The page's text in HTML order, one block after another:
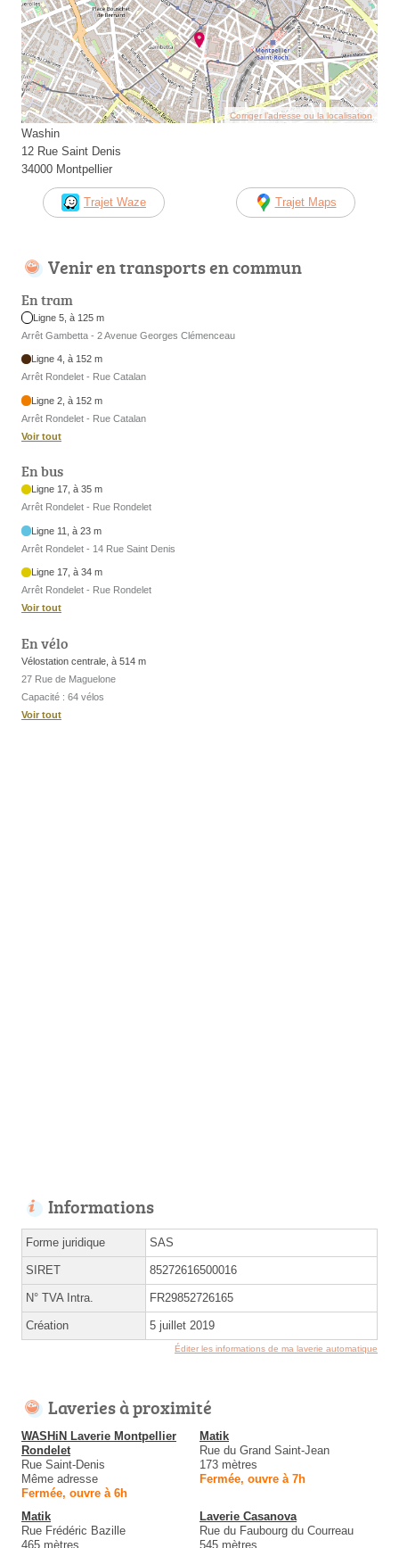
Corriger l’adresse ou la localisation
Washin
12 Rue Saint Denis
34000 Montpellier
Trajet Waze Trajet Maps
Venir en transports en commun
En tram
Ligne 5, à 125 m
Arrêt Gambetta - 2 Avenue Georges Clémenceau
Ligne 4, à 152 m
Arrêt Rondelet - Rue Catalan
Ligne 2, à 152 m
Arrêt Rondelet - Rue Catalan
Voir tout
En bus
Ligne 17, à 35 m
Arrêt Rondelet - Rue Rondelet
Ligne 11, à 23 m
Arrêt Rondelet - 14 Rue Saint Denis
Ligne 17, à 34 m
Arrêt Rondelet - Rue Rondelet
Voir tout
En vélo
Vélostation centrale, à 514 m
27 Rue de Maguelone
Capacité : 64 vélos
Voir tout
Informations
Forme juridique SAS
SIRET 85272616500016
N° TVA Intra. FR29852726165
Création 5 juillet 2019
Éditer les informations de ma laverie automatique
Laveries à proximité
WASHiN Laverie Montpellier
Rondelet
Rue Saint-Denis
Même adresse
Fermée, ouvre à 6h
Matik
Rue du Grand Saint-Jean
173 mètres
Fermée, ouvre à 7h
Matik
Rue Frédéric Bazille
465 mètres
Laverie Casanova
Rue du Faubourg du Courreau
545 mètres